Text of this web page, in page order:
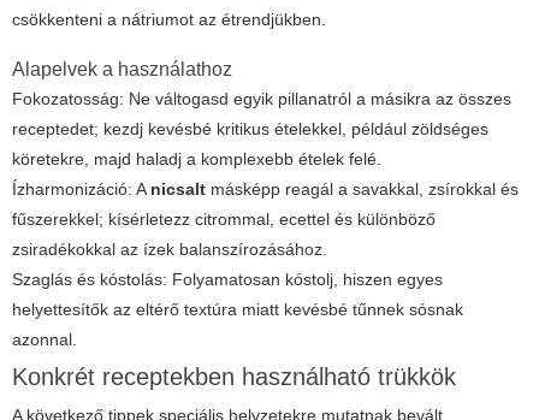
csökkenteni a nátriumot az étrendjükben.
Alapelvek a használathoz
Fokozatosság: Ne váltogasd egyik pillanatról a másikra az összes
receptedet; kezdj kevésbé kritikus ételekkel, például zöldséges
köretekre, majd haladj a komplexebb ételek felé.
Ízharmonizáció: Anicsalt másképp reagál a savakkal, zsírokkal és
fűszerekkel; kísérletezz citrommal, ecettel és különböző
zsiradékokkal az ízek balanszírozásához.
Szaglás és kóstolás: Folyamatosan kóstolj, hiszen egyes
helyettesítők az eltérő textúra miatt kevésbé tűnnek sósnak
azonnal.
Konkrét receptekben használható trükkök
A következő tippek speciális helyzetekre mutatnak bevált